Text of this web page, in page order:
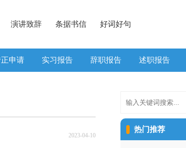
演讲致辞 条据书信 好词好句
申请 实习报告 辞职报告 述职报告
2023-04-10
热门推荐